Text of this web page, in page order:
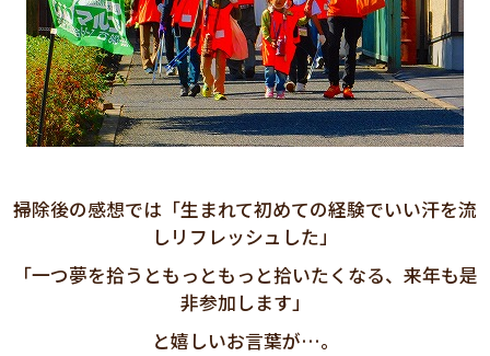
掃除後の感想では「生まれて初めての経験でいい汗を流
しリフレッシュした」
「一つ夢を拾うともっともっと拾いたくなる、来年も是
非参加します」
と嬉しいお言葉が…。